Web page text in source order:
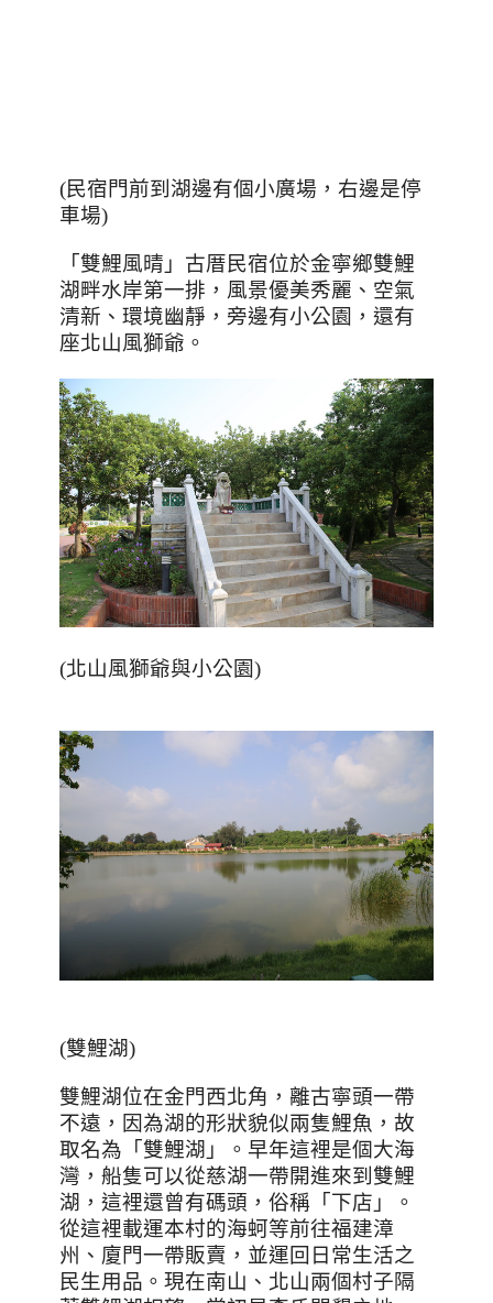
(民宿門前到湖邊有個小廣場，右邊是停
車場)
「雙鯉風晴」古厝民宿位於金寧鄉雙鯉
湖畔水岸第一排，風景優美秀麗、空氣
清新、環境幽靜，旁邊有小公園，還有
座北山風獅爺。
(北山風獅爺與小公園)
(雙鯉湖)
雙鯉湖位在金門西北角，離古寧頭一帶
不遠，因為湖的形狀貌似兩隻鯉魚，故
取名為「雙鯉湖」。早年這裡是個大海
灣，船隻可以從慈湖一帶開進來到雙鯉
湖，這裡還曾有碼頭，俗稱「下店」。
從這裡載運本村的海蚵等前往福建漳
州、廈門一帶販賣，並運回日常生活之
民生用品。現在南山、北山兩個村子隔